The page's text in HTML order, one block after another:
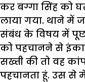
कर बग्गा सिंह को
लाया गया. थाने में
संबंध के विषय में
को पहचानने से
सख्ती की तो वह
पहचानता हूं. उस से